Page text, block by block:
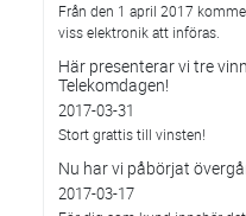
Från den 1 april 2017
viss elektronik att införas.
Här presenterar vi tre
Telekomdagen!
2017-03-31
Stort grattis till vinsten!
Nu har vi påbörjat
2017-03-17